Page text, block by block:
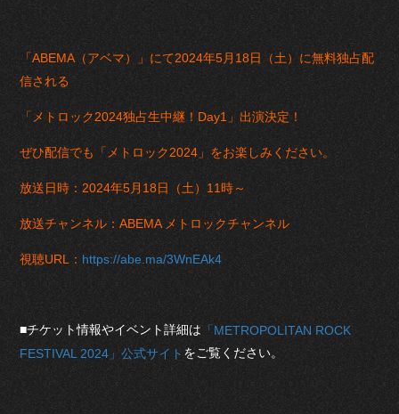
「ABEMA（アベマ）」にて2024年5月18日（土）に無料独占配
信される
「メトロック2024独占生中継！Day1」出演決定！
ぜひ配信でも「メトロック2024」をお楽しみください。
放送日時：2024年5月18日（土）11時～
放送チャンネル：ABEMA メトロックチャンネル
視聴URL： https://abe.ma/3WnEAk4
■チケット情報やイベント詳細は 「METROPOLITAN ROCK
FESTIVAL 2024」公式サイト をご覧ください。